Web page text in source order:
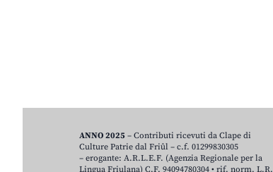
ANNO 2025 – Contributi ricevuti da Clape di
Culture Patrie dal Friûl – c.f. 01299830305
– erogante: A.R.L.E.F. (Agenzia Regionale per la
Lingua Friulana) C.F. 94094780304 • rif. norm. L.R.